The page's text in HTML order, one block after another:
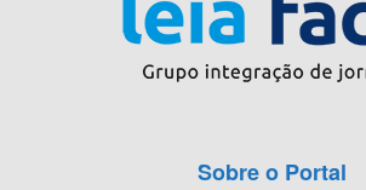
Sobre o Portal